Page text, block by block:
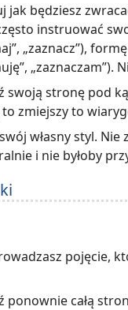
jak będziesz
instruować
„zaznacz”),
„zaznaczam”).
swoją stronę pod
to zmiejszy to
własny styl.
i nie byłoby
pojęcie,
ponownie całą